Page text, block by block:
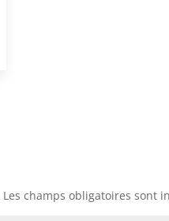
Les champs obligatoires sont